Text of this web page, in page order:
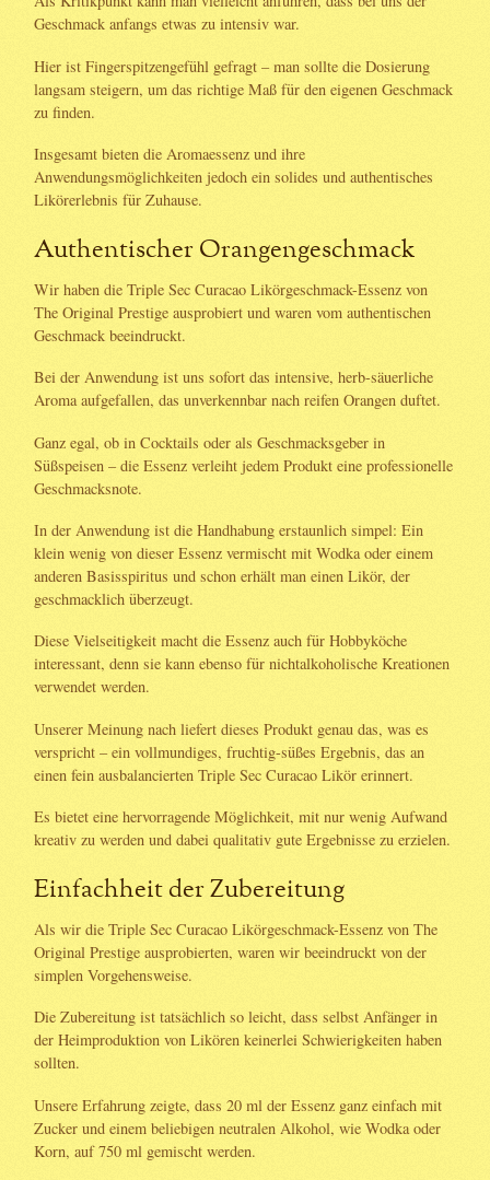
Geschmack anfangs etwas zu intensiv war.
Hier ist Fingerspitzengefühl gefragt – man sollte die Dosierung
langsam steigern, um das richtige Maß für den eigenen Geschmack
zu finden.
Insgesamt bieten die Aromaessenz und ihre
Anwendungsmöglichkeiten jedoch ein solides und authentisches
Likörerlebnis für Zuhause.
Authentischer Orangengeschmack
Wir haben die Triple Sec Curacao Likörgeschmack-Essenz von
The Original Prestige ausprobiert und waren vom authentischen
Geschmack beeindruckt.
Bei der Anwendung ist uns sofort das intensive, herb-säuerliche
Aroma aufgefallen, das unverkennbar nach reifen Orangen duftet.
Ganz egal, ob in Cocktails oder als Geschmacksgeber in
Süßspeisen – die Essenz verleiht jedem Produkt eine professionelle
Geschmacksnote.
In der Anwendung ist die Handhabung erstaunlich simpel: Ein
klein wenig von dieser Essenz vermischt mit Wodka oder einem
anderen Basisspiritus und schon erhält man einen Likör, der
geschmacklich überzeugt.
Diese Vielseitigkeit macht die Essenz auch für Hobbyköche
interessant, denn sie kann ebenso für nichtalkoholische Kreationen
verwendet werden.
Unserer Meinung nach liefert dieses Produkt genau das, was es
verspricht – ein vollmundiges, fruchtig-süßes Ergebnis, das an
einen fein ausbalancierten Triple Sec Curacao Likör erinnert.
Es bietet eine hervorragende Möglichkeit, mit nur wenig Aufwand
kreativ zu werden und dabei qualitativ gute Ergebnisse zu erzielen.
Einfachheit der Zubereitung
Als wir die Triple Sec Curacao Likörgeschmack-Essenz von The
Original Prestige ausprobierten, waren wir beeindruckt von der
simplen Vorgehensweise.
Die Zubereitung ist tatsächlich so leicht, dass selbst Anfänger in
der Heimproduktion von Likören keinerlei Schwierigkeiten haben
sollten.
Unsere Erfahrung zeigte, dass 20 ml der Essenz ganz einfach mit
Zucker und einem beliebigen neutralen Alkohol, wie Wodka oder
Korn, auf 750 ml gemischt werden.